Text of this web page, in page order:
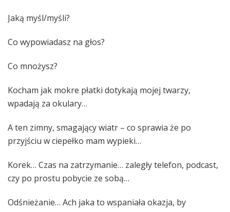
Jaką myśl/myśli?
Co wypowiadasz na głos?
Co mnożysz?
Kocham jak mokre płatki dotykają mojej twarzy,
wpadają za okulary…
A ten zimny, smagający wiatr – co sprawia że po
przyjściu w ciepełko mam wypieki…
Korek… Czas na zatrzymanie… zaległy telefon, podcast,
czy po prostu pobycie ze sobą…
Odśnieżanie… Ach jaka to wspaniała okazja, by